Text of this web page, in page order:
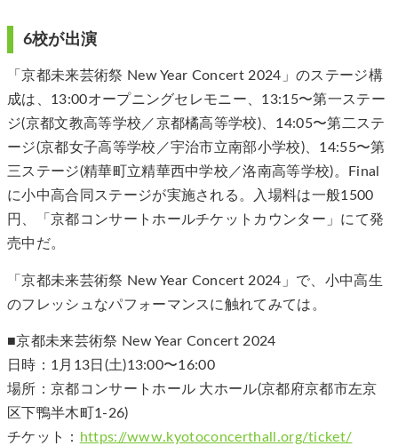
6校が出演
「京都未来芸術祭 New Year Concert 2024」のステージ構
成は、13:00オープニングセレモニー、13:15〜第一ステー
ジ(京都文教高等学校／京都橘高等学校)、14:05〜第二ステ
ージ(京都女子高等学校／宇治市立南部小学校)、14:55〜第
三ステージ(精華町立精華西中学校／洛南高等学校)。Final
に小中高合同ステージが実施される。入場料は一般1500
円、「京都コンサートホールチケットカウンター」にて発
売中だ。
「京都未来芸術祭 New Year Concert 2024」で、小中高生
のフレッシュなパフォーマンスに触れてみては。
■京都未来芸術祭 New Year Concert 2024
日時：1月13日(土)13:00〜16:00
場所：京都コンサートホール 大ホール(京都府京都市左京
区下鴨半木町1-26)
チケット：
https://www.kyotoconcerthall.org/ticket/